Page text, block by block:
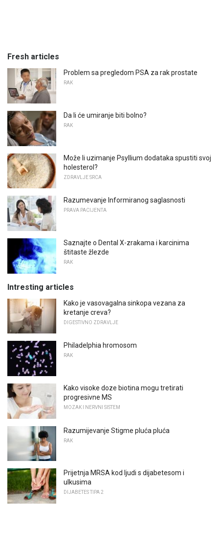
Fresh articles
Problem sa pregledom PSA za rak prostate
RAK
Da li će umiranje biti bolno?
RAK
Može li uzimanje Psyllium dodataka spustiti svoj
holesterol?
ZDRAVLJE SRCA
Razumevanje Informiranog saglasnosti
PRAVA PACIJENTA
Saznajte o Dental X-zrakama i karcinima
štitaste žlezde
RAK
Intresting articles
Kako je vasovagalna sinkopa vezana za
kretanje creva?
DIGESTIVNO ZDRAVLJE
Philadelphia hromosom
RAK
Kako visoke doze biotina mogu tretirati
progresivne MS
MOZAK I NERVNI SISTEM
Razumijevanje Stigme pluća pluća
RAK
Prijetnja MRSA kod ljudi s dijabetesom i
ulkusima
DIJABETES TIPA 2